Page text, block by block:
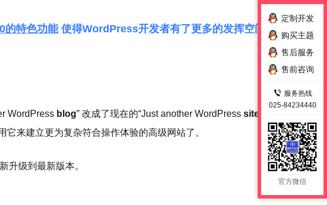
的特色功能使得WordPress开发者有了更多的发挥空间。
WordPress blog” 改成了现在的“Just another WordPress site
来建立更为复杂符合操作体验的高级网站了。
升级到最新版本。
定制开发
购买主题
售后服务
售前咨询
服务热线
025-84234440
官方微信